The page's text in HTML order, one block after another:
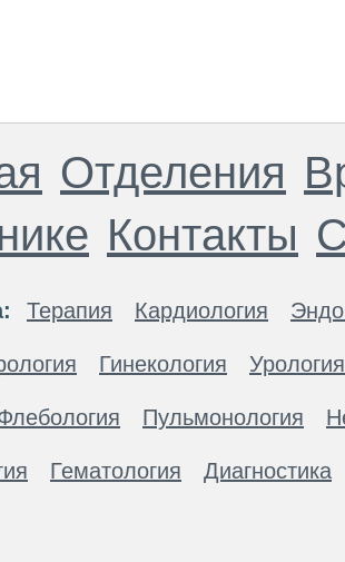
Отделения
Контакты
Терапия Кардиология
Гинекология Урология
Пульмонология
Гематология Диагностика